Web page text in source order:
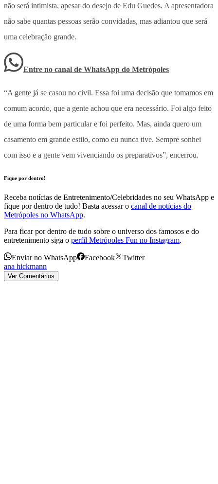
não será intimista, apesar do desejo de Edu Guedes. A apresentadora
não sabe quantas pessoas serão convidadas, mas adiantou que será
uma celebração grande.
Entre no canal de WhatsApp do Metrópoles
“A gente já se casou no civil. Essa foi uma decisão que tomamos em
comum acordo, que a gente achou que era necessário. Foi algo feito
de uma forma bem particular e foi perfeito. Mas, ainda quero um
casamento em grande estilo, como eu nunca tive. Sempre sonhei
com isso e a gente vem vivenciando os preparativos”, encerrou.
Fique por dentro!
Receba notícias de Entretenimento/Celebridades no seu WhatsApp e
fique por dentro de tudo! Basta acessar o canal de notícias do
Metrópoles no WhatsApp.
Para ficar por dentro de tudo sobre o universo dos famosos e do
entretenimento siga o perfil Metrópoles Fun no Instagram.
Enviar no WhatsApp Facebook
Twitter
ana hickmann
Ver Comentários